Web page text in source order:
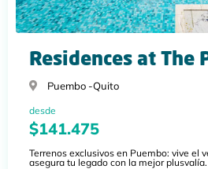
Residences at The
Puembo -Quito
desde
$141.475
Terrenos exclusivos en Puembo: vive el
asegura tu legado con la mejor plusvalía.